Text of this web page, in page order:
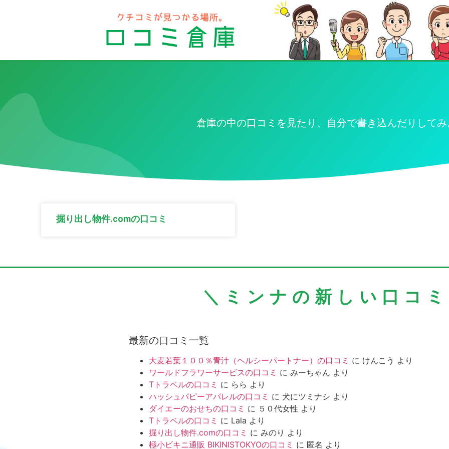
倉庫の中の口コミを見たり、自分で書き込んだりして
掘り出し物件.comの口コミ
＼ミンナの新しい口コ
最新の口コミ一覧
大麦若葉１００％青汁（ヘルシーパートナー）の口コミ に けんこう より
ワールドフラワーサービスの口コミ に みーちゃん より
Tトラベルの口コミ に らら より
ハッシュパピーアパレルの口コミ に 犬にツミナシ より
ダイエーのおせちの口コミ に ５０代女性 より
Tトラベルの口コミ に Lala より
掘り出し物件.comの口コミ に みのり より
極小ビキニ通販 BIKINISTOKYOの口コミ に 匿名 より